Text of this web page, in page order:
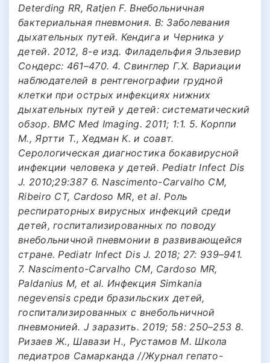
Deterding RR, Ratjen F. Внебольничная
бактериальная пневмония. В: Заболевания
дыхательных путей. Кендига и Черника у
детей. 2012, 8-е изд. Филадельфия Эльзевир
Сондерс: 461–470. 4. Свинглер Г.Х. Вариации
наблюдателей в рентгенографии грудной
клетки при острых инфекциях нижних
дыхательных путей у детей: систематический
обзор. BMC Med Imaging. 2011; 1:1. 5. Корппи
М., Яртти Т., Хедман К. и соавт.
Серологическая диагностика бокавирусной
инфекции человека у детей. Pediatr Infect Dis
J. 2010;29:387 6. Nascimento-Carvalho CM,
Ribeiro CT, Cardoso MR, et al. Роль
респираторных вирусных инфекций среди
детей, госпитализированных по поводу
внебольничной пневмонии в развивающейся
стране. Pediatr Infect Dis J. 2018; 27: 939–941.
7. Nascimento-Carvalho CM, Cardoso MR,
Paldanius M, et al. Инфекция Simkania
negevensis среди бразильских детей,
госпитализированных с внебольничной
пневмонией. J заразить. 2019; 58: 250–253 8.
Ризаев Ж., Шавази Н., Рустамов М. Школа
педиатров Самарканда //Журнал гепато-